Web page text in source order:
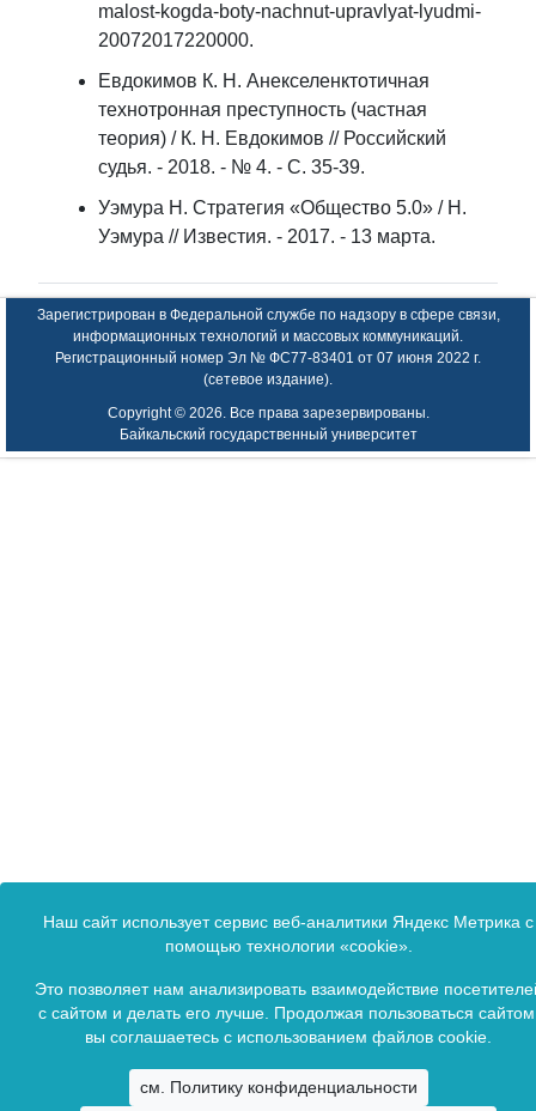
malost-kogda-boty-nachnut-upravlyat-lyudmi-
20072017220000.
Евдокимов К. Н. Анекселенктотичная
технотронная преступность (частная
теория) / К. Н. Евдокимов // Российский
судья. - 2018. - № 4. - С. 35-39.
Уэмура Н. Стратегия «Общество 5.0» / Н.
Уэмура // Известия. - 2017. - 13 марта.
Наш сайт использует сервис веб-аналитики Яндекс Метрика с
помощью технологии «cookie».
Это позволяет нам анализировать взаимодействие
с сайтом и делать его лучше. Продолжая пользоваться
вы соглашаетесь с использованием файлов cookie.
см. Политику конфиденциальности
Зарегистрирован в Федеральной службе по надзору в сфере связи,
информационных технологий и массовых коммуникаций.
Регистрационный номер Эл № ФС77-83401 от 07 июня 2022 г.
(сетевое издание).
Copyright © 2026. Все права зарезервированы.
Байкальский государственный университет